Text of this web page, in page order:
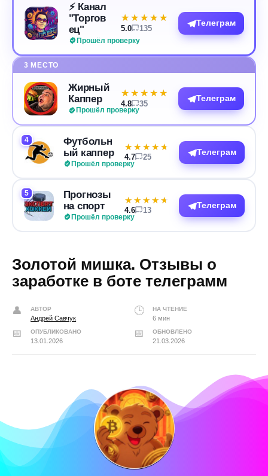
⚡️ Канал
"Торгов
ец"
Прошёл проверку
★★★★★
★★★★★
5.0 135
Телеграм
3 МЕСТО
Жирный
Каппер
Прошёл проверку
★★★★★
★★★★★
4.8 35
Телеграм
4
Футбольн
ый каппер
Прошёл проверку
★★★★★
★★★★★
4.7 25
Телеграм
5
Прогнозы
на спорт
Прошёл проверку
★★★★★
★★★★★
4.6 13
Телеграм
Золотой мишка. Отзывы о
заработке в боте телеграмм
АВТОР
Андрей Савчук
НА ЧТЕНИЕ
6 мин
ОПУБЛИКОВАНО
13.01.2026
ОБНОВЛЕНО
21.03.2026